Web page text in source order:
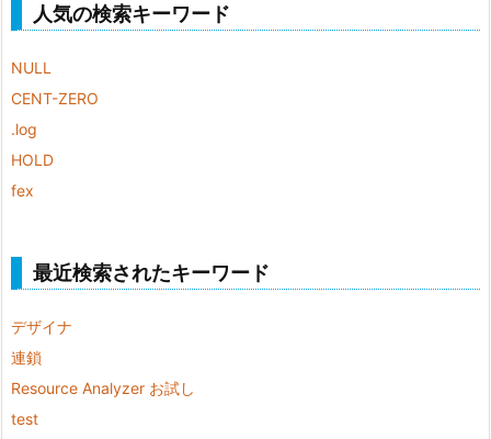
人気の検索キーワード
NULL
CENT-ZERO
.log
HOLD
fex
最近検索されたキーワード
デザイナ
連鎖
Resource Analyzer お試し
test